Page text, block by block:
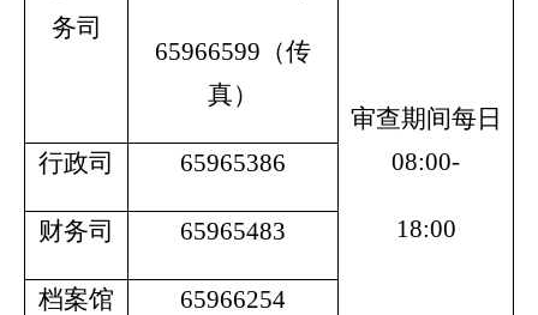
务司
65966599（传
真）
审查期间每日
08:00-
18:00
行政司 65965386
财务司 65965483
档案馆 65966254